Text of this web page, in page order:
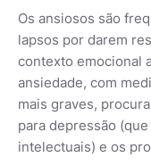
Os ansiosos são
lapsos por darem
contexto emocional
ansiedade, com
mais graves,
para depressão
intelectuais) e os